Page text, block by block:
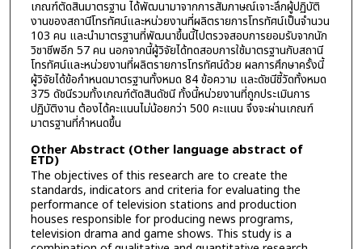
เกณฑ์ตัดสินมาตรฐาน ได้พัฒนามาจากการสัมภาษณ์เจาะลึกผู้ปฏิบัติ
งานของสถานีโทรทัศน์และหน่วยงานที่ผลิตรายการโทรทัศน์เป็นจำนวน
103 คน และนำมาตรฐานที่พัฒนาขึ้นนี้ไปตรวจสอบการยอมรับจากนัก
วิชาชีพอีก 57 คน นอกจากนี้ผู้วิจัยได้ทดสอบการใช้มาตรฐานกับสถานี
โทรทัศน์และหน่วยงานที่ผลิตรายการโทรทัศน์ด้วย ผลการศึกษาครั้งนี้
ผู้วิจัยได้ข้อกำหนดมาตรฐานทั้งหมด 84 ข้อความ และดัชนีชี้วัดทั้งหมด
375 ดัชนีรวมทั้งเกณฑ์ตัดสินดัชนี ทั้งนี้หน่วยงานที่ถูกประเมินการ
ปฏิบัติงาน ต้องได้คะแนนไม่น้อยกว่า 500 คะแนน จึงจะผ่านเกณฑ์
มาตรฐานที่กำหนดขึ้น
Other Abstract (Other language abstract of
ETD)
The objectives of this research are to create the
standards, indicators and criteria for evaluating the
performance of television stations and production
houses responsible for producing news programs,
television drama and game shows. This study is a